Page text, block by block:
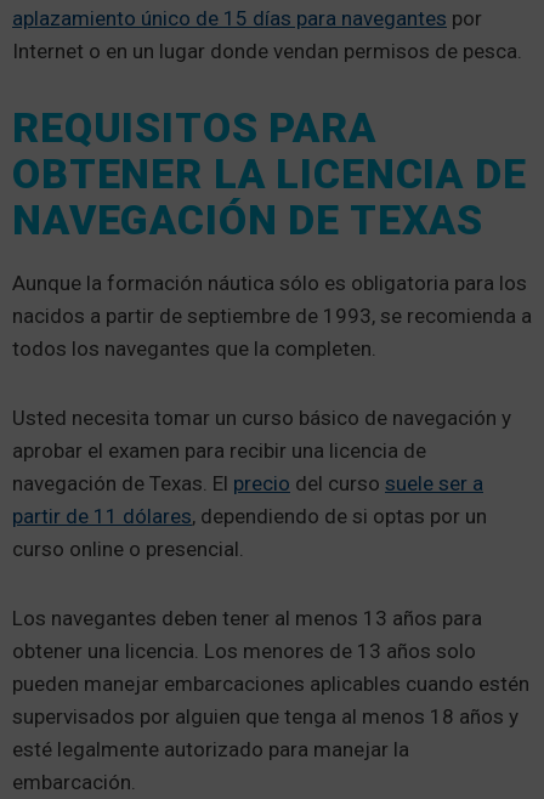
aplazamiento único de 15 días para navegantes por
Internet o en un lugar donde vendan permisos de pesca.
REQUISITOS PARA
OBTENER LA LICENCIA DE
NAVEGACIÓN DE TEXAS
Aunque la formación náutica sólo es obligatoria para los
nacidos a partir de septiembre de 1993, se recomienda a
todos los navegantes que la completen.
Usted necesita tomar un curso básico de navegación y
aprobar el examen para recibir una licencia de
navegación de Texas. El precio del curso suele ser a
partir de 11 dólares, dependiendo de si optas por un
curso online o presencial.
Los navegantes deben tener al menos 13 años para
obtener una licencia. Los menores de 13 años solo
pueden manejar embarcaciones aplicables cuando estén
supervisados por alguien que tenga al menos 18 años y
esté legalmente autorizado para manejar la
embarcación.